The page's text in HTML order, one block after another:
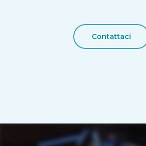
Contattaci